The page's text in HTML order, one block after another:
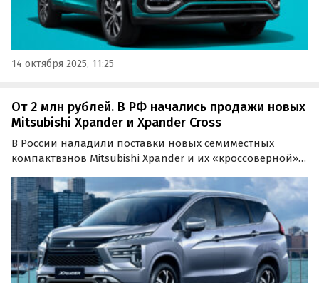
14 октября 2025, 11:25
От 2 млн рублей. В РФ начались продажи новых
Mitsubishi Xpander и Xpander Cross
В России наладили поставки новых семиместных
компактвэнов Mitsubishi Xpander и их «кроссоверной»
внедорожным обвесом.